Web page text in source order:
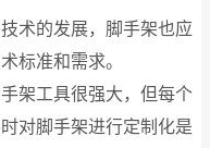
术的发展，脚手架也应
标准和需求。
架工具很强大，但每个
对脚手架进行定制化是